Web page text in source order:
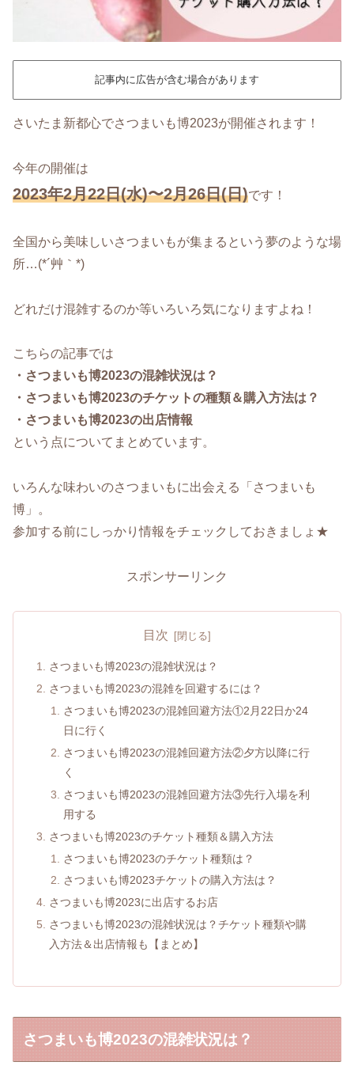
記事内に広告が含む場合があります
さいたま新都心でさつまいも博2023が開催されます！
今年の開催は
2023年2月22日(水)〜2月26日(日)です！
全国から美味しいさつまいもが集まるという夢のような場
所…(*´艸｀*)
どれだけ混雑するのか等いろいろ気になりますよね！
こちらの記事では
・さつまいも博2023の混雑状況は？
・さつまいも博2023のチケットの種類＆購入方法は？
・さつまいも博2023の出店情報
という点についてまとめています。
いろんな味わいのさつまいもに出会える「さつまいも
博」。
参加する前にしっかり情報をチェックしておきましょ★
スポンサーリンク
目次
さつまいも博2023の混雑状況は？
さつまいも博2023の混雑を回避するには？
さつまいも博2023の混雑回避方法①2月22日か24
日に行く
さつまいも博2023の混雑回避方法②夕方以降に行
く
さつまいも博2023の混雑回避方法③先行入場を利
用する
さつまいも博2023のチケット種類＆購入方法
さつまいも博2023のチケット種類は？
さつまいも博2023チケットの購入方法は？
さつまいも博2023に出店するお店
さつまいも博2023の混雑状況は？チケット種類や購
入方法＆出店情報も【まとめ】
さつまいも博2023の混雑状況は？